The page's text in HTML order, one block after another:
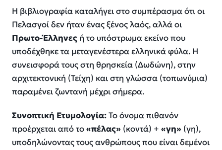
Η βιβλιογραφία καταλήγει στο συμπέρασμα ότι οι
Πελασγοί δεν ήταν ένας ξένος λαός, αλλά οι
Πρωτο-Έλληνες ή το υπόστρωμα εκείνο που
υποδέχθηκε τα μεταγενέστερα ελληνικά φύλα. Η
συνεισφορά τους στη θρησκεία (Δωδώνη), στην
αρχιτεκτονική (Τείχη) και στη γλώσσα (τοπωνύμια)
παραμένει ζωντανή μέχρι σήμερα.
Συνοπτική Ετυμολογία:Το όνομα πιθανόν
προέρχεται από το«πέλας» (κοντά) + «γη» (γη),
υποδηλώνοντας τους ανθρώπους που είναι δεμένοι